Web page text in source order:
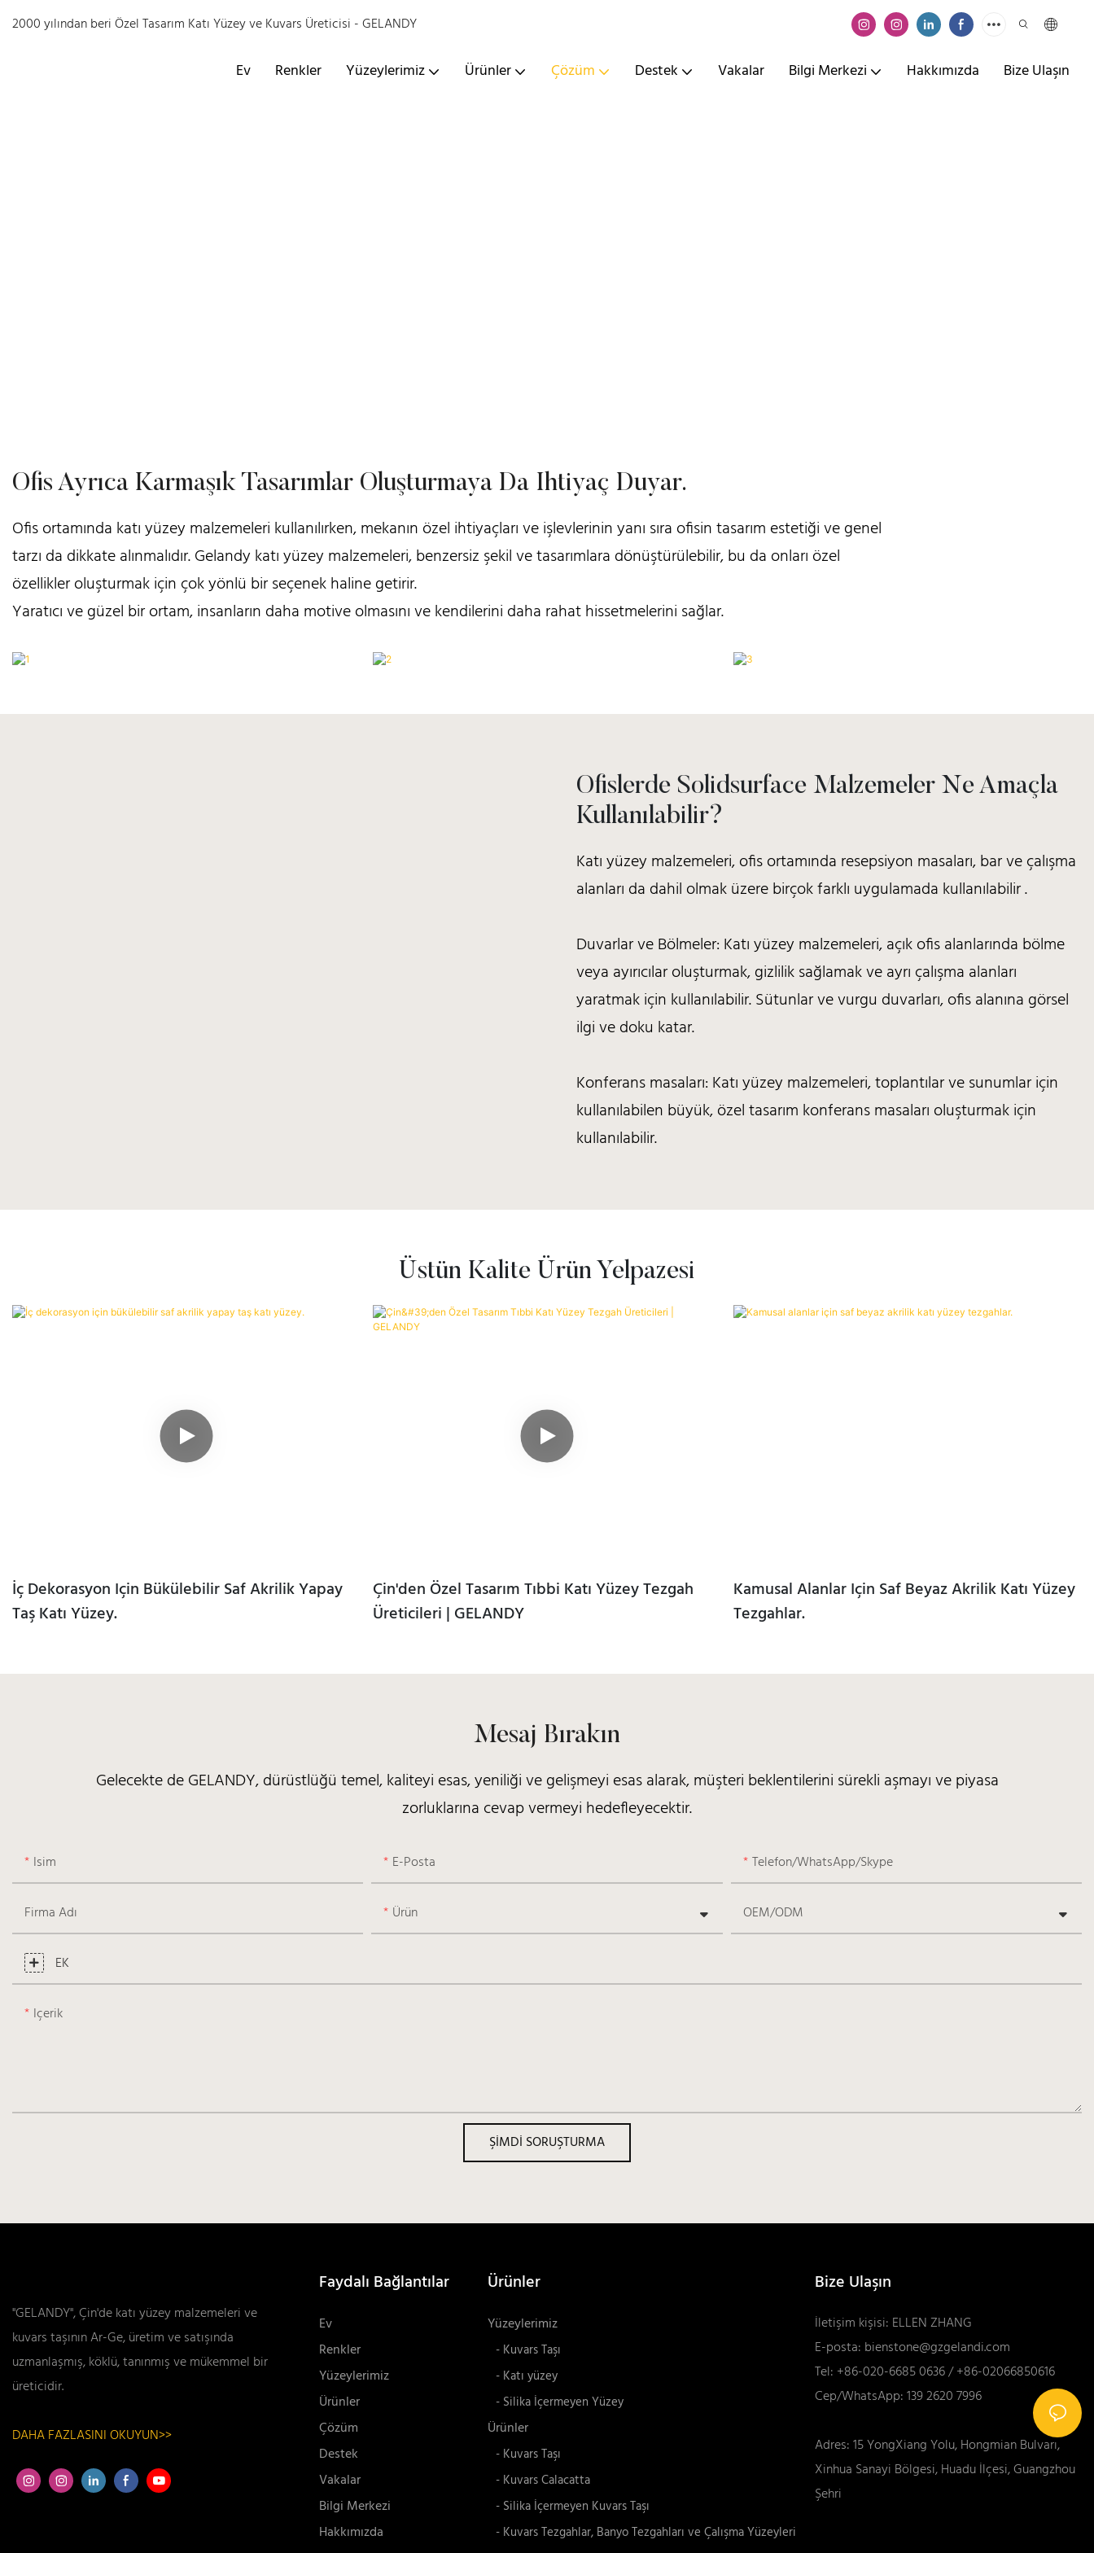
2000 yılından beri Özel Tasarım Katı Yüzey ve Kuvars Üreticisi - GELANDY
Ev Renkler Yüzeylerimiz Ürünler Çözüm Destek Vakalar Bilgi Merkezi Hakkımızda Bize Ulaşın
Ofis Ayrıca Karmaşık Tasarımlar Oluşturmaya Da Ihtiyaç Duyar.
Ofis ortamında katı yüzey malzemeleri kullanılırken, mekanın özel ihtiyaçları ve işlevlerinin yanı sıra ofisin tasarım estetiği ve genel
tarzı da dikkate alınmalıdır. Gelandy katı yüzey malzemeleri, benzersiz şekil ve tasarımlara dönüştürülebilir, bu da onları özel
özellikler oluşturmak için çok yönlü bir seçenek haline getirir.
Yaratıcı ve güzel bir ortam, insanların daha motive olmasını ve kendilerini daha rahat hissetmelerini sağlar.
Ofislerde Solidsurface Malzemeler Ne Amaçla
Kullanılabilir?
Katı yüzey malzemeleri, ofis ortamında resepsiyon masaları, bar ve çalışma
alanları da dahil olmak üzere birçok farklı uygulamada kullanılabilir.
Duvarlar ve Bölmeler: Katı yüzey malzemeleri, açık ofis alanlarında bölme
veya ayırıcılar oluşturmak, gizlilik sağlamak ve ayrı çalışma alanları
yaratmak için kullanılabilir. Sütunlar ve vurgu duvarları, ofis alanına görsel
ilgi ve doku katar.
Konferans masaları: Katı yüzey malzemeleri, toplantılar ve sunumlar için
kullanılabilen büyük, özel tasarım konferans masaları oluşturmak için
kullanılabilir.
Üstün Kalite Ürün Yelpazesi
İç Dekorasyon Için Bükülebilir Saf Akrilik Yapay
Taş Katı Yüzey.
Çin'den Özel Tasarım Tıbbi Katı Yüzey Tezgah
Üreticileri | GELANDY
Kamusal Alanlar Için Saf Beyaz Akrilik Katı Yüzey
Tezgahlar.
Mesaj Bırakın
Gelecekte de GELANDY, dürüstlüğü temel, kaliteyi esas, yeniliği ve gelişmeyi esas alarak, müşteri beklentilerini sürekli aşmayı ve piyasa
zorluklarına cevap vermeyi hedefleyecektir.
Isim E-Posta Telefon/WhatsApp/Skype
Firma Adı Ürün OEM/ODM
EK
Içerik
ŞIMDI SORUŞTURMA
"GELANDY", Çin'de katı yüzey malzemeleri ve
kuvars taşının Ar-Ge, üretim ve satışında
uzmanlaşmış, köklü, tanınmış ve mükemmel bir
üreticidir.
DAHA FAZLASINI OKUYUN>>
Faydalı Bağlantılar
Ev
Renkler
Yüzeylerimiz
Ürünler
Çözüm
Destek
Vakalar
Bilgi Merkezi
Hakkımızda
Ürünler
Yüzeylerimiz
- Kuvars Taşı
- Katı yüzey
- Silika İçermeyen Yüzey
Ürünler
- Kuvars Taşı
- Kuvars Calacatta
- Silika İçermeyen Kuvars Taşı
- Kuvars Tezgahlar, Banyo Tezgahları ve Çalışma Yüzeyleri
Bize Ulaşın
İletişim kişisi: ELLEN ZHANG
E-posta: bienstone@gzgelandi.com
Tel: +86-020-6685 0636 / +86-02066850616
Cep/WhatsApp: 139 2620 7996
Adres: 15 YongXiang Yolu, Hongmian Bulvarı,
Xinhua Sanayi Bölgesi, Huadu İlçesi, Guangzhou
Şehri